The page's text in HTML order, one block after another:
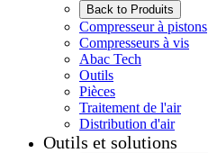
Back to Produits
Compresseur à pistons
Compresseurs à vis
Abac Tech
Outils
Pièces
Traitement de l'air
Distribution d'air
Outils et solutions